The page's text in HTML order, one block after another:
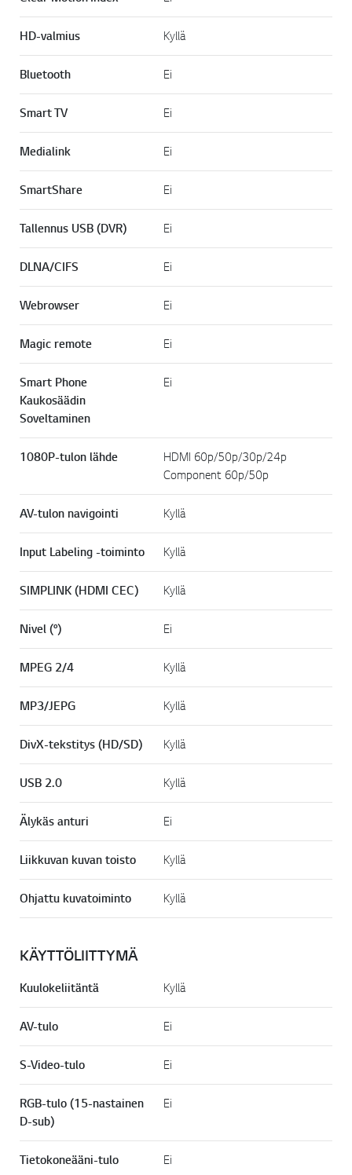
HD-valmius Kyllä
Bluetooth Ei
Smart TV Ei
Medialink Ei
SmartShare Ei
Tallennus USB (DVR) Ei
DLNA/CIFS Ei
Webrowser Ei
Magic remote Ei
Smart Phone
Kaukosäädin
Soveltaminen
Ei
1080P-tulon lähde
HDMI 60p/50p/30p/24p
Component 60p/50p
AV-tulon navigointi Kyllä
Input Labeling -toiminto Kyllä
SIMPLINK (HDMI CEC) Kyllä
Nivel (°) Ei
MPEG 2/4 Kyllä
MP3/JEPG Kyllä
DivX-tekstitys (HD/SD) Kyllä
USB 2.0 Kyllä
Älykäs anturi Ei
Liikkuvan kuvan toisto Kyllä
Ohjattu kuvatoiminto Kyllä
KÄYTTÖLIITTYMÄ
Kuulokeliitäntä Kyllä
AV-tulo Ei
S-Video-tulo Ei
RGB-tulo (15-nastainen
D-sub)
Ei
Tietokoneääni-tulo Ei